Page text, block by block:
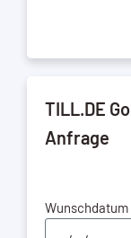
TILL.DE
Anfrage
Wunschdatum